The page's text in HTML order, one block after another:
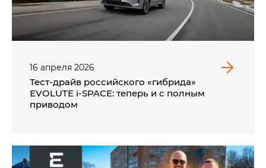
16 апреля 2026
Тест-драйв российского «гибрида»
EVOLUTE i‑SPACE: теперь и с полным
приводом